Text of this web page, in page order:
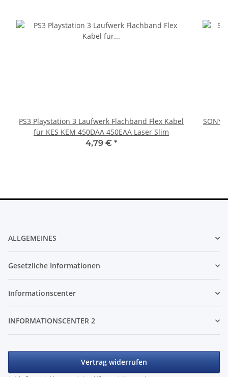
PS3 Playstation 3 Laufwerk Flachband Flex Kabel
für KES KEM 450DAA 450EAA Laser Slim
4,79 € *
SONY
ALLGEMEINES
Gesetzliche Informationen
Informationscenter
INFORMATIONSCENTER 2
Vertrag widerrufen